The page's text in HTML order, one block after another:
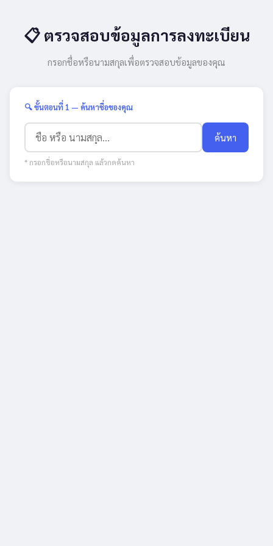
📋 ตรวจสอบข้อมูลการลงทะเบียน
กรอกชื่อหรือนามสกุลเพื่อตรวจสอบข้อมูลของคุณ
🔍 ขั้นตอนที่ 1 — ค้นหาชื่อของคุณ
ค้นหา
* กรอกชื่อหรือนามสกุล แล้วกดค้นหา